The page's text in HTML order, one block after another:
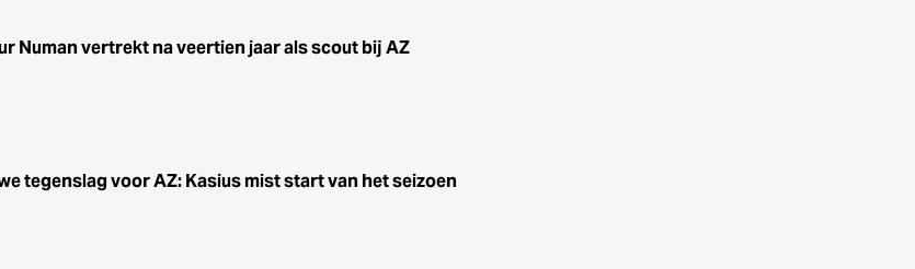
Numan vertrekt na veertien jaar als scout bij AZ
tegenslag voor AZ: Kasius mist start van het seizoen